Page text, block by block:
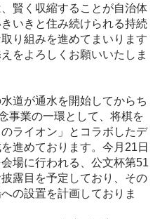
賢く収縮することが自治体
いきと住み続けられる持続
り組みを進めてまいります
をよろしくお願いいたしま
道が通水を開始してからち
事業の一環として、将棋を
ライオン」とコラボしたデ
進めております。今月21日
場に行われる、公文杯第51
露目を予定しており、その
の設置を計画しておりま